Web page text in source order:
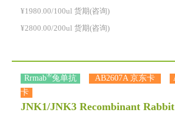
¥1980.00/100ul 货期(咨询)
¥2800.00/200ul 货期(咨询)
Rrmab®兔单抗 AB2607A 京东卡
卡
JNK1/JNK3 Recombinant